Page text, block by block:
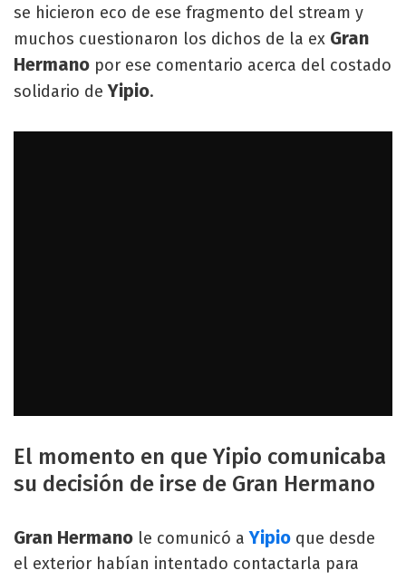
se hicieron eco de ese fragmento del stream y
muchos cuestionaron los dichos de la ex Gran
Hermano por ese comentario acerca del costado
solidario deYipio.
El momento en que Yipio comunicaba
su decisión de irse de Gran Hermano
Gran Hermano le comunicó aYipio que desde
el exterior habían intentado contactarla para